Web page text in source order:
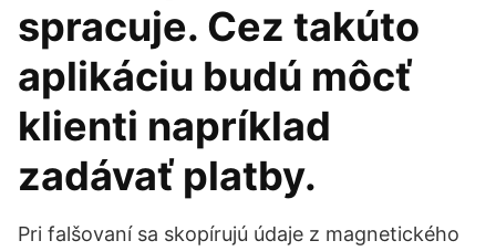
spracuje. Cez takúto
aplikáciu budú môcť
klienti napríklad
zadávať platby.
Pri falšovaní sa skopírujú údaje z magnetického